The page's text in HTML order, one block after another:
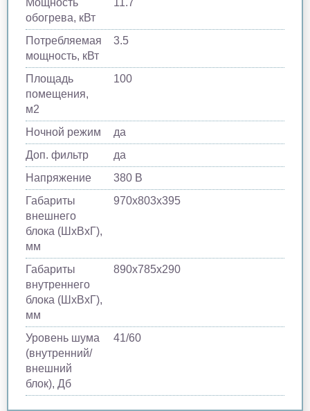
обогрева, кВт
Потребляемая
мощность, кВт
3.5
Площадь
помещения,
м2
100
Ночной режим
да
Доп. фильтр
да
Напряжение
380 В
Габариты
внешнего
блока (ШхВхГ),
мм
970х803х395
Габариты
внутреннего
блока (ШхВхГ),
мм
890х785х290
Уровень шума
(внутренний/
внешний
блок), Дб
41/60